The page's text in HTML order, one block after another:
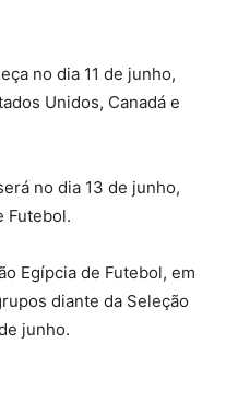
no dia 11 de junho,
Unidos, Canadá e
no dia 13 de junho,
Futebol.
Egípcia de Futebol, em
diante da Seleção
junho.